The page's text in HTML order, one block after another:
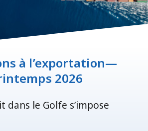
à l’exportation—
2026
dans le Golfe s’impose